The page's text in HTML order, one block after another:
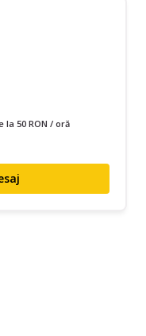
la 50 RON / oră